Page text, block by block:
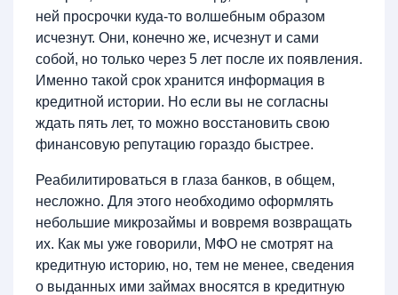
ней просрочки куда-то волшебным образом
исчезнут. Они, конечно же, исчезнут и сами
собой, но только через 5 лет после их появления.
Именно такой срок хранится информация в
кредитной истории. Но если вы не согласны
ждать пять лет, то можно восстановить свою
финансовую репутацию гораздо быстрее.
Реабилитироваться в глаза банков, в общем,
несложно. Для этого необходимо оформлять
небольшие микрозаймы и вовремя возвращать
их. Как мы уже говорили, МФО не смотрят на
кредитную историю, но, тем не менее, сведения
о выданных ими займах вносятся в кредитную